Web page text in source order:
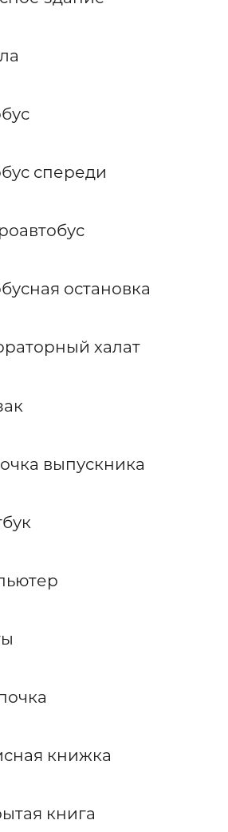
спереди
остановка
халат
выпускника
книжка
книга